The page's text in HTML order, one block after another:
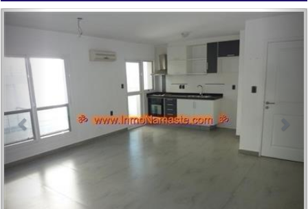
inmobiliarias
colonia
del
sacramento